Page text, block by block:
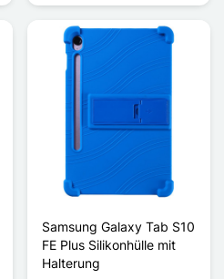
Samsung Galaxy Tab S10
FE Plus Silikonhülle mit
Halterung